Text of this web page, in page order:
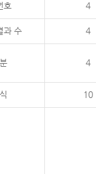
호 4
과 수 4
4
10